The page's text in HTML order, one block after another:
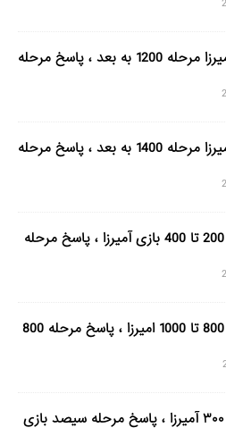
جواب بازی آمیرزا مرحله 1200 به بعد ، پاسخ مرحله
جواب بازی آمیرزا مرحله 1400 به بعد ، پاسخ مرحله
جواب مرحله 200 تا 400 بازی آمیرزا ، پاسخ مرحله
جواب مرحله 800 تا 1000 امیرزا ، پاسخ مرحله 800
جواب مرحله ۳۰۰ آمیرزا ، پاسخ مرحله سیصد بازی